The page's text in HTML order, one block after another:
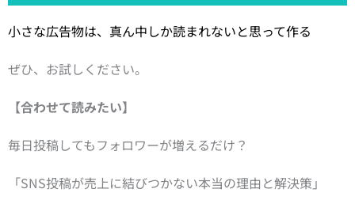
小さな広告物は、真ん中しか読まれないと思って作る
ぜひ、お試しください。
【合わせて読みたい】
毎日投稿してもフォロワーが増えるだけ？
「SNS投稿が売上に結びつかない本当の理由と解決策」